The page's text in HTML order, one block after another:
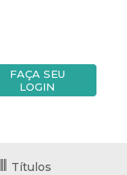
FAÇA SEU
LOGIN
Títulos